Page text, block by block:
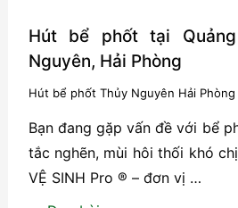
giá
rẻ
Bàng,
Hải
Phòng
Hút bể phốt tại
Nguyên, Hải Phòng
Hút bể phốt Thủy Nguyên Hải Phòng
Bạn đang gặp vấn đề với bể
tắc nghẽn, mùi hôi thối khó
VỆ SINH Pro ® – đơn vị …